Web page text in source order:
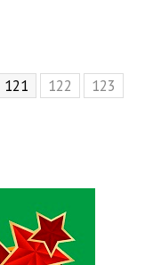
Page
121 Page
122 Page
123